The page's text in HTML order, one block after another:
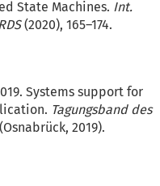
State Machines. Int.
(2020), 165–174.
Systems support for
Tagungsband des
2019).